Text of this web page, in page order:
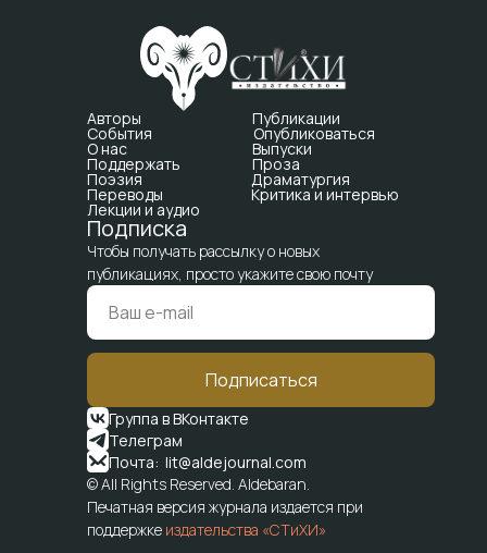
Авторы Публикации
События Опубликоваться
О нас Выпуски
Поддержать Проза
Поэзия Драматургия
Переводы Критика и интервью
Лекции и аудио
Подписка
Чтобы получать рассылку о новых
публикациях, просто укажите свою почту
Подписаться
Группа в ВКонтакте
Телеграм
Почта: lit@aldejournal.com
© All Rights Reserved. Aldebaran.
Печатная версия журнала издается при
поддержке издательства «СТиХИ»